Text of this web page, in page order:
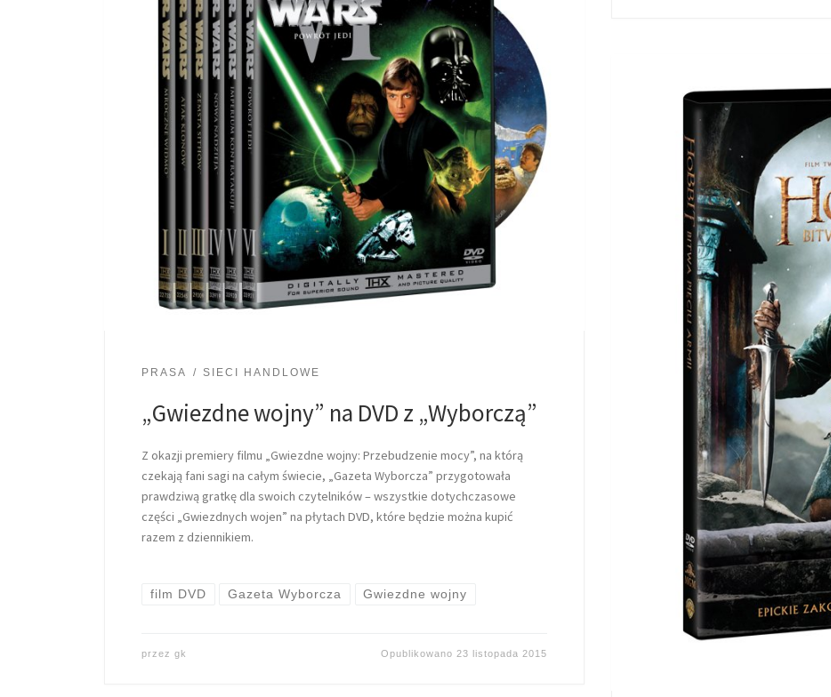
PRASA SIECI HANDLOWE
„Gwiezdne wojny” na DVD z „Wyborczą”
Z okazji premiery filmu „Gwiezdne wojny: Przebudzenie mocy”, na którą
czekają fani sagi na całym świecie, „Gazeta Wyborcza” przygotowała
prawdziwą gratkę dla swoich czytelników – wszystkie dotychczasowe
części „Gwiezdnych wojen” na płytach DVD, które będzie można kupić
razem z dziennikiem.
film DVD Gazeta Wyborcza Gwiezdne wojny
przez gk Opublikowano 23 listopada 2015